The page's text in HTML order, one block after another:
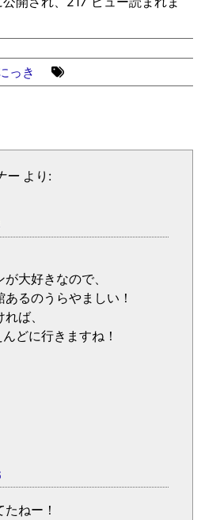
っき
ー より:
大好きなので、
るのうらやましい！
ば、
どに行きますね！
ねー！